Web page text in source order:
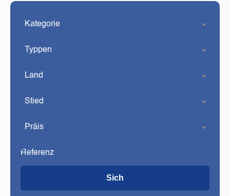
Kategorie
Typpen
Land
Stied
Präis
Sich